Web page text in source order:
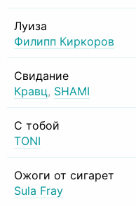
Луиза
Филипп Киркоров
Свидание
Кравц, SHAMI
С тобой
TONI
Ожоги от сигарет
Sula Fray